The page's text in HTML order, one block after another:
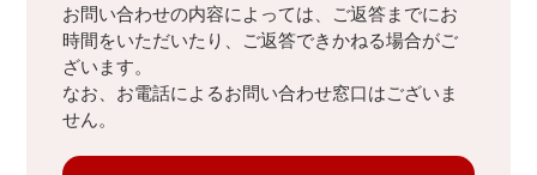
お問い合わせの内容によっては、ご返答までにお
時間をいただいたり、ご返答できかねる場合がご
ざいます。
なお、お電話によるお問い合わせ窓口はございま
せん。